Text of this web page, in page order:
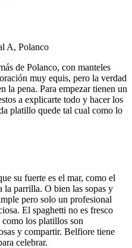
A, Polanco
de Polanco, con manteles
muy equis, pero la verdad
la pena. Para empezar tienen un
a explicarte todo y hacer los
platillo quede tal cual como lo
su fuerte es el mar, como el
la parrilla. O bien las sopas y
pero solo un profesional
El spaghetti no es fresco
los platillos son
y compartir. Belfiore tiene
celebrar.